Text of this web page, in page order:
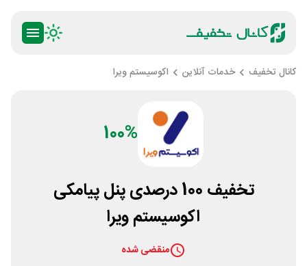
کانال تخفیف خدمات آنلاین اکوسیستم ویرا
100%
تخفیف 100 درصدی پنل پیامکی
اکوسیستم ویرا
منقضی شده